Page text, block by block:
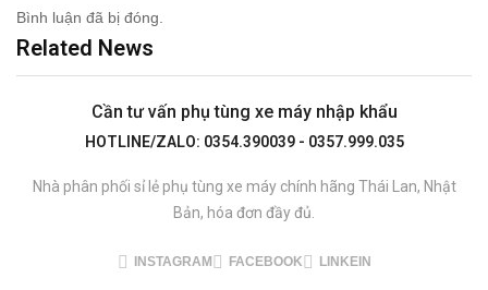
Bình luận đã bị đóng.
Related News
Cần tư vấn phụ tùng xe máy nhập khẩu
HOTLINE/ZALO: 0354.390039 - 0357.999.035
Nhà phân phối sỉ lẻ phụ tùng xe máy chính hãng Thái Lan, Nhật
Bản, hóa đơn đầy đủ.
INSTAGRAM FACEBOOK LINKEIN